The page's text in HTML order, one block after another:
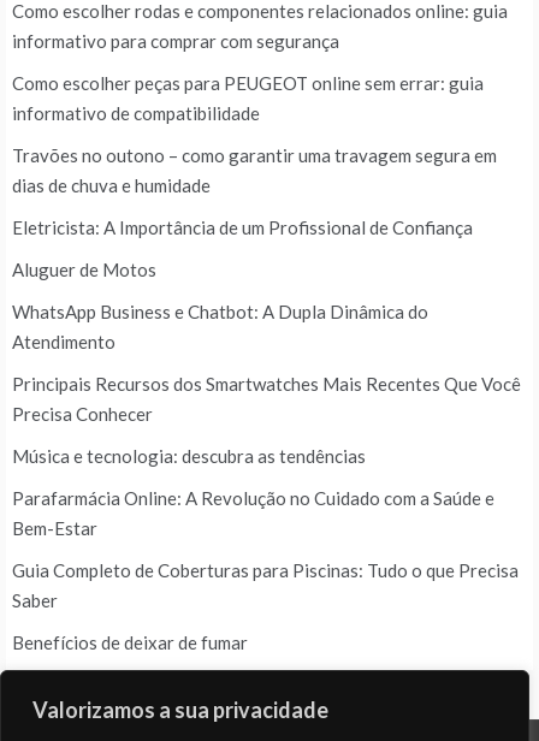
Valorizamos a sua privacidade
Como escolher rodas e componentes relacionados online: guia
informativo para comprar com segurança
Como escolher peças para PEUGEOT online sem errar: guia
informativo de compatibilidade
Travões no outono – como garantir uma travagem segura em
dias de chuva e humidade
Eletricista: A Importância de um Profissional de Confiança
Aluguer de Motos
WhatsApp Business e Chatbot: A Dupla Dinâmica do
Atendimento
Principais Recursos dos Smartwatches Mais Recentes Que Você
Precisa Conhecer
Música e tecnologia: descubra as tendências
Parafarmácia Online: A Revolução no Cuidado com a Saúde e
Bem-Estar
Guia Completo de Coberturas para Piscinas: Tudo o que Precisa
Saber
Benefícios de deixar de fumar